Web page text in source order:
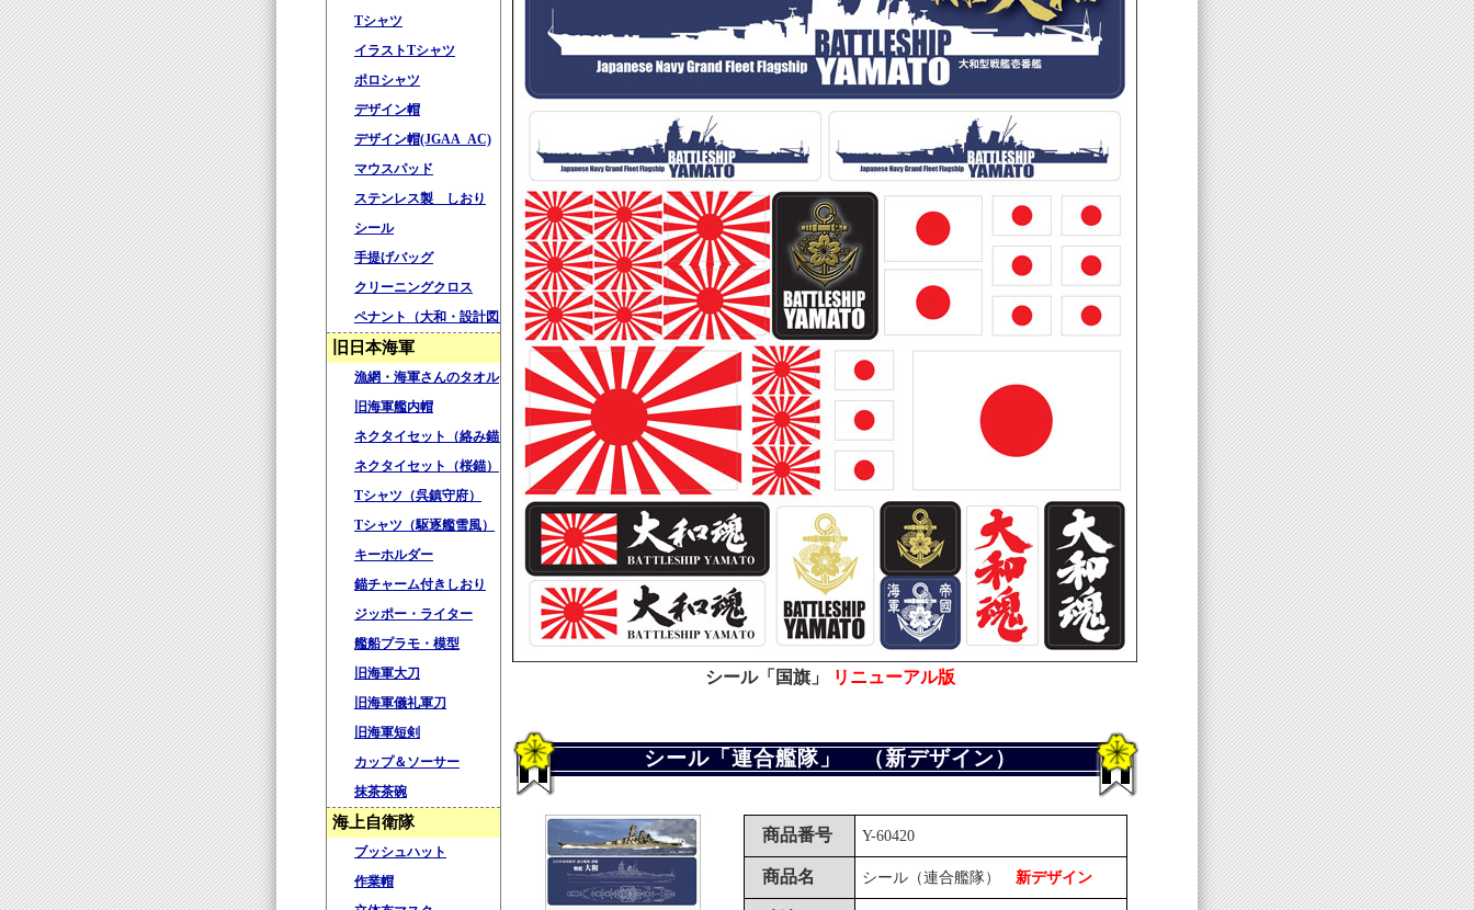
Tシャツ
イラストTシャツ
ポロシャツ
デザイン帽
デザイン帽(JGAA_AC)
マウスパッド
ステンレス製 しおり
シール
手提げバッグ
クリーニングクロス
ペナント（大和・設計図）
旧日本海軍
漁網・海軍さんのタオル
旧海軍艦内帽
ネクタイセット（絡み錨）
ネクタイセット（桜錨）
Tシャツ（呉鎮守府）
Tシャツ（駆逐艦雪風）
キーホルダー
錨チャーム付きしおり
ジッポー・ライター
艦船プラモ・模型
旧海軍大刀
旧海軍儀礼軍刀
旧海軍短剣
カップ＆ソーサー
抹茶茶碗
海上自衛隊
ブッシュハット
作業帽
シール「国旗」 リニューアル版
シール「連合艦隊」 （新デザイン）
商品番号 Y-60420
商品名 シール（連合艦隊） 新デザイン